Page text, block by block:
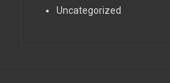
Uncategorized